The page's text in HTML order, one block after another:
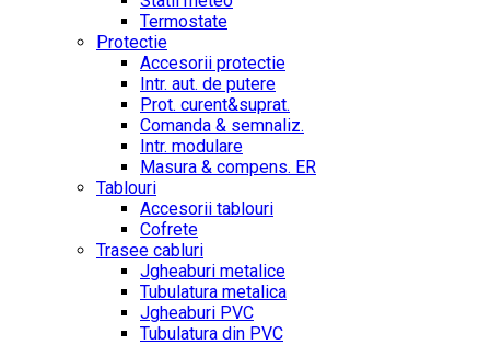
Termostate
Protectie
Accesorii protectie
Intr. aut. de putere
Prot. curent&suprat.
Comanda & semnaliz.
Intr. modulare
Masura & compens. ER
Tablouri
Accesorii tablouri
Cofrete
Trasee cabluri
Jgheaburi metalice
Tubulatura metalica
Jgheaburi PVC
Tubulatura din PVC